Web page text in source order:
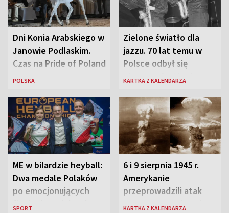
Dni Konia Arabskiego w
Janowie Podlaskim.
Czas na Pride of Poland
POLSKA
Zielone światło dla
jazzu. 70 lat temu w
Polsce odbył się
pierwszy festiwal
KARTKA Z KALENDARZA
ME w bilardzie heyball:
Dwa medale Polaków
po emocjonujących
finałach w Kielcach
SPORT
6 i 9 sierpnia 1945 r.
Amerykanie
przeprowadzili atak
atomowy na Hiroszimę
KARTKA Z KALENDARZA